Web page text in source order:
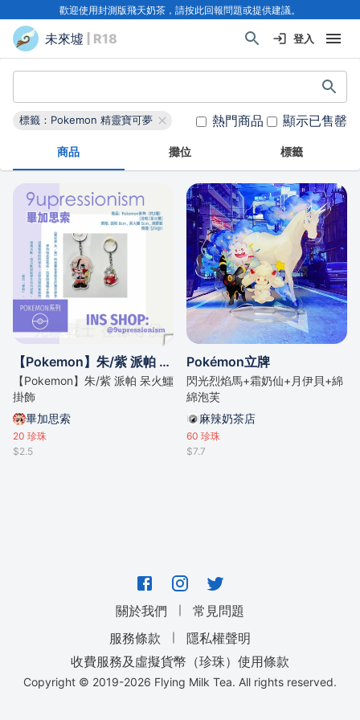
歡迎使用封測版飛天奶茶，請按此回報問題或提供建議。
未來墟 | R18 登入
標籤：Pokemon 精靈寶可夢 熱門商品 顯示已售罄
商品 攤位 標籤
【Pokemon】朱/紫 派帕 呆火鱷 掛飾
【Pokemon】朱/紫 派帕 呆火鱷
掛飾
畢加思索
20 珍珠
$2.5
Pokémon立牌
閃光烈焰馬+霜奶仙+月伊貝+綿
綿泡芙
麻辣奶茶店
60 珍珠
$7.7
關於我們 ｜
常見問題
服務條款
｜
隱私權聲明
收費服務及虛擬貨幣（珍珠）使用條款
Copyright © 2019-2026 Flying Milk Tea. All rights reserved.